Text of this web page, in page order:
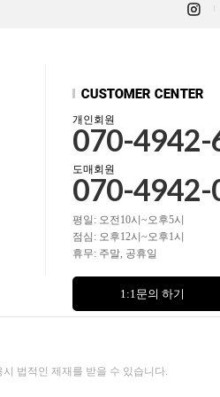
개인회원
070-4942-
도매회원
070-4942-
평일: 오전10시~오후5시
점심: 오후12시~오후1시
휴무: 주말, 공휴일
1:1문의 하기
법적인 제재를 받을 수 있습니다.